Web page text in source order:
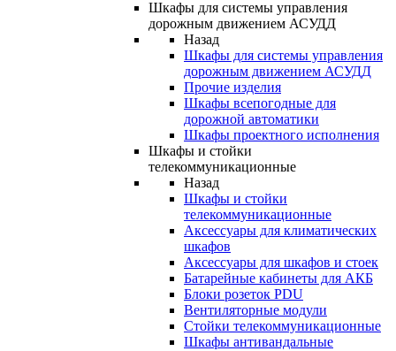
Шкафы для системы управления
дорожным движением АСУДД
Назад
Шкафы для системы управления
дорожным движением АСУДД
Прочие изделия
Шкафы всепогодные для
дорожной автоматики
Шкафы проектного исполнения
Шкафы и стойки
телекоммуникационные
Назад
Шкафы и стойки
телекоммуникационные
Аксессуары для климатических
шкафов
Аксессуары для шкафов и стоек
Батарейные кабинеты для АКБ
Блоки розеток PDU
Вентиляторные модули
Стойки телекоммуникационные
Шкафы антивандальные